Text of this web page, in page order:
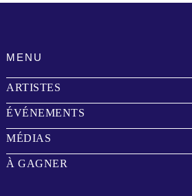
MENU
ARTISTES
ÉVÉNEMENTS
MÉDIAS
À GAGNER